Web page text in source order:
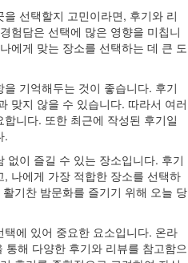
선택할지 고민이라면, 후기와 리
험담은 선택에 많은 영향을 미칩니
에게 맞는 장소를 선택하는 데 큰 도
기억해두는 것이 좋습니다. 후기
맞지 않을 수 있습니다. 따라서 여러
니다. 또한 최근에 작성된 후기일
.
없이 즐길 수 있는 장소입니다. 후기
나에게 가장 적합한 장소를 선택하
기찬 밤문화를 즐기기 위해 오늘 당
에 있어 중요한 요소입니다. 온라
해 다양한 후기와 리뷰를 참고함으